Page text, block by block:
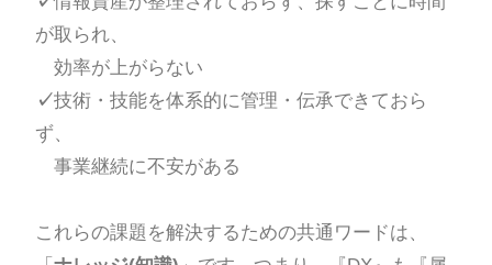
が取られ、
効率が上がらない
✓技術・技能を体系的に管理・伝承できておら
ず、
事業継続に不安がある
これらの課題を解決するための共通ワードは、